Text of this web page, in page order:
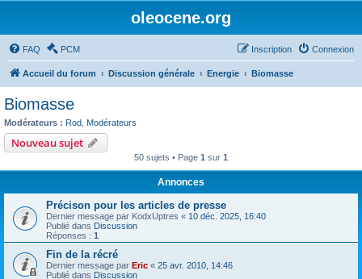
oleocene.org
FAQ PCM Connexion
Inscription
Accueil du forum Discussion générale Energie Biomasse
Biomasse
Modérateurs : Rod Modérateurs
Nouveau sujet
50 sujets • Page 1 sur 1
Annonces
Précison pour les articles de presse
Dernier message par KodxUptres « 10 déc. 2025, 16:40
Publié dans Discussion
Réponses : 1
Fin de la récré
Dernier message par Eric « 25 avr. 2010, 14:46
Publié dans Discussion